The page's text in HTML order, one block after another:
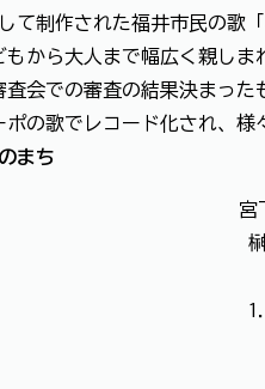
て制作された福井市民の歌
もから大人まで幅広く親し
会での審査の結果決まった
の歌でレコード化され、様
まち
宮
1